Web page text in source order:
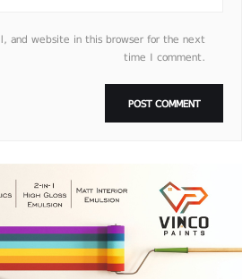
and website in this browser for the next
time I comment.